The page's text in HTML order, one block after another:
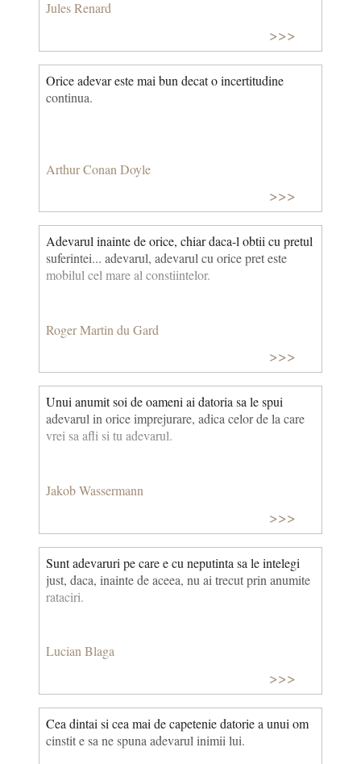
Jules Renard
>>>
Orice adevar este mai bun decat o incertitudine
continua.
Arthur Conan Doyle
>>>
Adevarul inainte de orice, chiar daca-l obtii cu pretul
suferintei... adevarul, adevarul cu orice pret este
mobilul cel mare al constiintelor.
Roger Martin du Gard
>>>
Unui anumit soi de oameni ai datoria sa le spui
adevarul in orice imprejurare, adica celor de la care
vrei sa afli si tu adevarul.
Jakob Wassermann
>>>
Sunt adevaruri pe care e cu neputinta sa le intelegi
just, daca, inainte de aceea, nu ai trecut prin anumite
rataciri.
Lucian Blaga
>>>
Cea dintai si cea mai de capetenie datorie a unui om
cinstit e sa ne spuna adevarul inimii lui.